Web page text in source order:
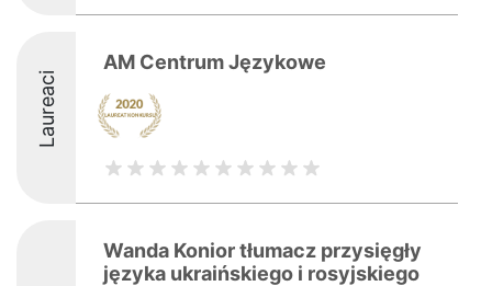
Laureaci
AM Centrum Językowe
Wanda Konior tłumacz przysięgły
języka ukraińskiego i rosyjskiego